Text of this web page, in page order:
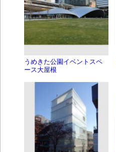
うめきた公園イベントスペ
ース大屋根